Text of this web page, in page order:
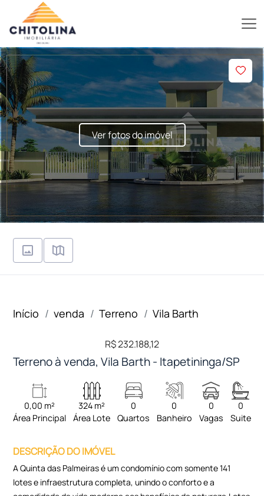
Ver fotos do imóvel
Início venda Terreno Vila Barth
R$ 232.188,12
Terreno à venda, Vila Barth - Itapetininga/SP
0,00 m²
Área Principal
324 m²
Área Lote
0
Quartos
0
Banheiro
0
Vagas
0
Suite
DESCRIÇÃO DO IMÓVEL
A Quinta das Palmeiras é um condomínio com somente 141
lotes e infraestrutura completa, unindo o conforto e a